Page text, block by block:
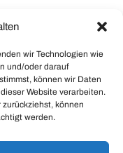
wir Technologien wie
und/oder darauf
können wir Daten
Website verarbeiten.
können
werden.